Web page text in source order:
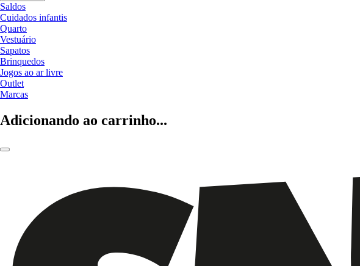
Saldos
Cuidados infantis
Quarto
Vestuário
Sapatos
Brinquedos
Jogos ao ar livre
Outlet
Marcas
Adicionando ao carrinho...